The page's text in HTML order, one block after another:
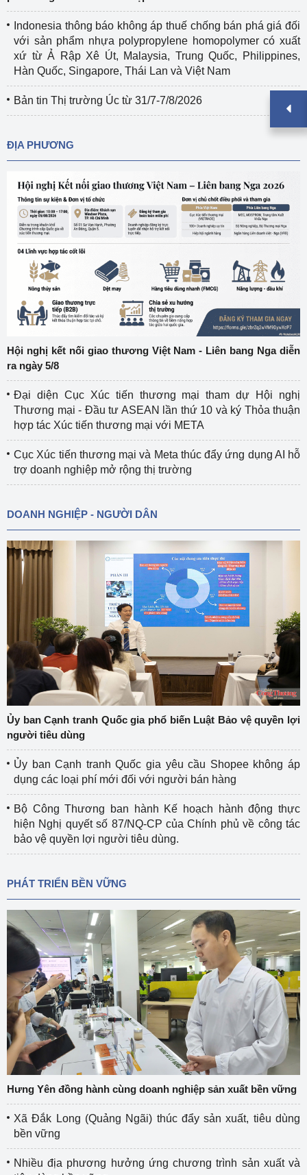
Indonesia thông báo không áp thuế chống bán phá giá đối
với sản phẩm nhựa polypropylene homopolymer có xuất
xứ từ Ả Rập Xê Út, Malaysia, Trung Quốc, Philippines,
Hàn Quốc, Singapore, Thái Lan và Việt Nam
Bản tin Thị trường Úc từ 31/7-7/8/2026
ĐỊA PHƯƠNG
Hội nghị kết nối giao thương Việt Nam - Liên bang Nga diễn
ra ngày 5/8
Đại diện Cục Xúc tiến thương mại tham dự Hội nghị
Thương mại - Đầu tư ASEAN lần thứ 10 và ký Thỏa thuận
hợp tác Xúc tiến thương mại với META
Cục Xúc tiến thương mại và Meta thúc đẩy ứng dụng AI hỗ
trợ doanh nghiệp mở rộng thị trường
DOANH NGHIỆP - NGƯỜI DÂN
Ủy ban Cạnh tranh Quốc gia phổ biến Luật Bảo vệ quyền lợi
người tiêu dùng
Ủy ban Cạnh tranh Quốc gia yêu cầu Shopee không áp
dụng các loại phí mới đối với người bán hàng
Bộ Công Thương ban hành Kế hoạch hành động thực
hiện Nghị quyết số 87/NQ-CP của Chính phủ về công tác
bảo vệ quyền lợi người tiêu dùng.
PHÁT TRIỂN BỀN VỮNG
Hưng Yên đồng hành cùng doanh nghiệp sản xuất bền vững
Xã Đắk Long (Quảng Ngãi) thúc đẩy sản xuất, tiêu dùng
bền vững
Nhiều địa phương hưởng ứng chương trình sản xuất và